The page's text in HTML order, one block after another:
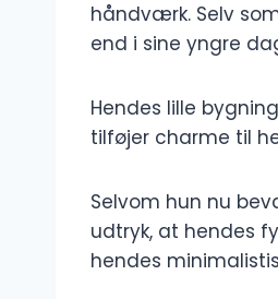
håndværk. Selv
end i sine yngre
Hendes lille
tilføjer charme til
Selvom hun nu
udtryk, at hendes
hendes